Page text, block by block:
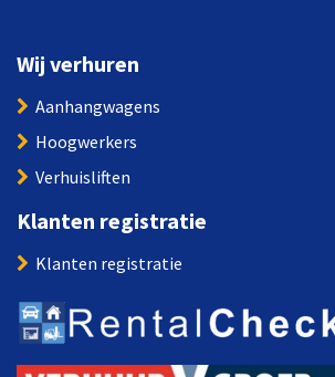
Wij verhuren
Aanhangwagens
Hoogwerkers
Verhuisliften
Klanten registratie
Klanten registratie